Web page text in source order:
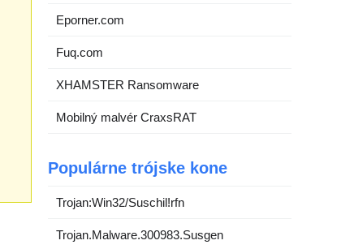
Eporner.com
Fuq.com
XHAMSTER Ransomware
Mobilný malvér CraxsRAT
Populárne trójske kone
Trojan:Win32/Suschil!rfn
Trojan.Malware.300983.Susgen